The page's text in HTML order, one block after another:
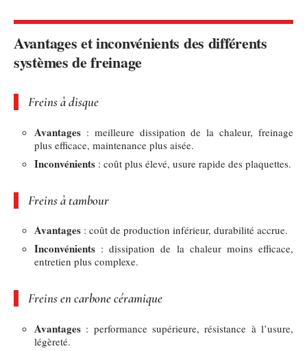
Avantages et inconvénients des différents
systèmes de freinage
Freins à disque
Avantages : meilleure dissipation de la chaleur, freinage
plus efficace, maintenance plus aisée.
Inconvénients : coût plus élevé, usure rapide des plaquettes.
Freins à tambour
Avantages : coût de production inférieur, durabilité accrue.
Inconvénients : dissipation de la chaleur moins efficace,
entretien plus complexe.
Freins en carbone céramique
Avantages : performance supérieure, résistance à l’usure,
légèreté.